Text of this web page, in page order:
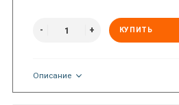
КУПИТЬ
Описание